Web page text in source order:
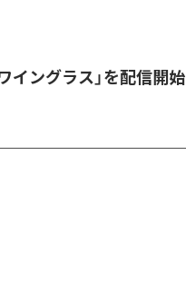
イングラス」を配信開始